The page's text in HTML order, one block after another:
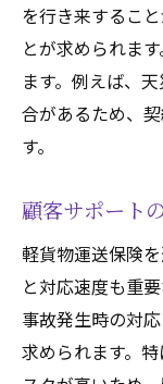
を行き来するこ
とが求められま
ます。例えば、
合があるため、
す。
顧客サポート
軽貨物運送保険
と対応速度も重
事故発生時の対
求められます。